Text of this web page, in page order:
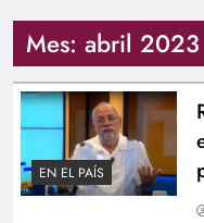
Mes: abril 2023
EN EL PAÍS